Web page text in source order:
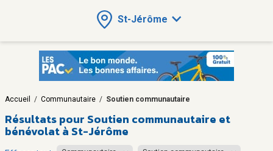
St-Jérôme
Accueil / Communautaire / Soutien communautaire
Résultats pour Soutien communautaire et
bénévolat à St-Jérôme